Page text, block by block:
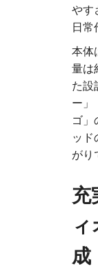
やす
日常
本体
量は
た設
ー」
ゴ」
ッド
がり
充
成